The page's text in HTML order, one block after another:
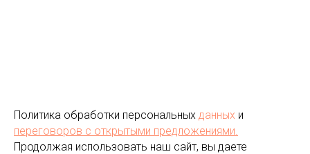
Политика обработки персональных данных и
переговоров с открытыми предложениями.
Продолжая использовать наш сайт, вы даете